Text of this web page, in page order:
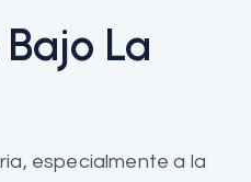
La
especialmente a la